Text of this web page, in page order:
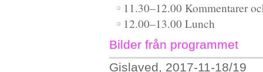
11.30–12.00 Kommentarer
12.00–13.00 Lunch
Bilder från programmet
Gislaved, 2017-11-18/19